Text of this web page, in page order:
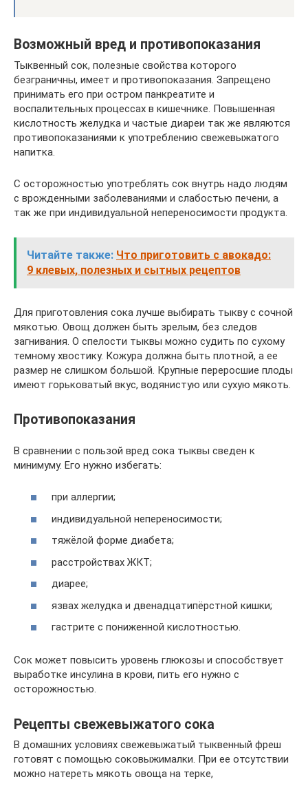
Возможный вред и противопоказания
Тыквенный сок, полезные свойства которого
безграничны, имеет и противопоказания. Запрещено
принимать его при остром панкреатите и
воспалительных процессах в кишечнике. Повышенная
кислотность желудка и частые диареи так же являются
противопоказаниями к употреблению свежевыжатого
напитка.
С осторожностью употреблять сок внутрь надо людям
с врожденными заболеваниями и слабостью печени, а
так же при индивидуальной непереносимости продукта.
Читайте также: Что приготовить с авокадо:
9 клевых, полезных и сытных рецептов
Для приготовления сока лучше выбирать тыкву с сочной
мякотью. Овощ должен быть зрелым, без следов
загнивания. О спелости тыквы можно судить по сухому
темному хвостику. Кожура должна быть плотной, а ее
размер не слишком большой. Крупные переросшие плоды
имеют горьковатый вкус, водянистую или сухую мякоть.
Противопоказания
В сравнении с пользой вред сока тыквы сведен к
минимуму. Его нужно избегать:
при аллергии;
индивидуальной непереносимости;
тяжёлой форме диабета;
расстройствах ЖКТ;
диарее;
язвах желудка и двенадцатипёрстной кишки;
гастрите с пониженной кислотностью.
Сок может повысить уровень глюкозы и способствует
выработке инсулина в крови, пить его нужно с
осторожностью.
Рецепты свежевыжатого сока
В домашних условиях свежевыжатый тыквенный фреш
готовят с помощью соковыжималки. При ее отсутствии
можно натереть мякоть овоща на терке,